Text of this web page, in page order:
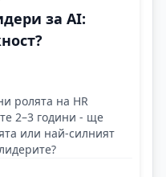
за AI:
ролята на HR
2–3 години - ще
или най-силният